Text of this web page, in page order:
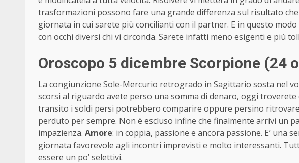
trasformazioni possono fare una grande differenza sul risultato
giornata in cui sarete più concilianti con il partner. E in questo
con occhi diversi chi vi circonda. Sarete infatti meno esigenti e più
Oroscopo 5 dicembre Scorpione (24
La congiunzione Sole-Mercurio retrogrado in Sagittario sosta nel
scorsi al riguardo avete perso una somma di denaro, oggi troverete
transito i soldi persi potrebbero comparire oppure persino
perduto per sempre. Non è escluso infine che finalmente arrivi un
impazienza. Amore: in coppia, passione e ancora passione. E’ una
giornata favorevole agli incontri imprevisti e molto interessanti.
essere un po’ selettivi.